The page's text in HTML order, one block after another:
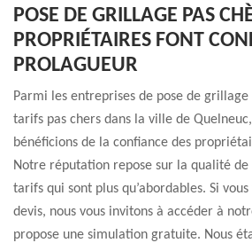
POSE DE GRILLAGE PAS
PROPRIÉTAIRES FONT
PROLAGUEUR
Parmi les entreprises de pose de
tarifs pas chers dans la ville de
bénéficions de la confiance des
Notre réputation repose sur la qualité de
tarifs qui sont plus qu’abordables. Si
devis, nous vous invitons à accéder à
propose une simulation gratuite. Nous